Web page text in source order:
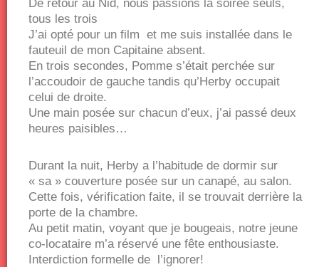
De retour au Nid, nous passions la soirée seuls,
tous les trois
J’ai opté pour un film et me suis installée dans le
fauteuil de mon Capitaine absent.
En trois secondes, Pomme s’était perchée sur
l’accoudoir de gauche tandis qu’Herby occupait
celui de droite.
Une main posée sur chacun d’eux, j’ai passé deux
heures paisibles…
Durant la nuit, Herby a l’habitude de dormir sur
« sa » couverture posée sur un canapé, au salon.
Cette fois, vérification faite, il se trouvait derrière la
porte de la chambre.
Au petit matin, voyant que je bougeais, notre jeune
co-locataire m’a réservé une fête enthousiaste.
Interdiction formelle de l’ignorer!